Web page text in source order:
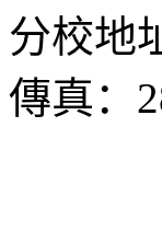
分校地
傳真：